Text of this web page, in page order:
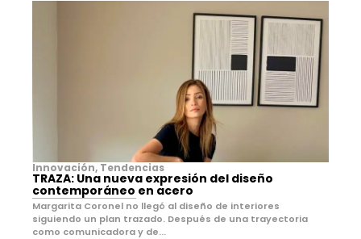
Innovación, Tendencias
TRAZA: Una nueva expresión del diseño
contemporáneo en acero
Margarita Coronel no llegó al diseño de interiores
siguiendo un plan trazado. Después de una trayectoria
como comunicadora y de...